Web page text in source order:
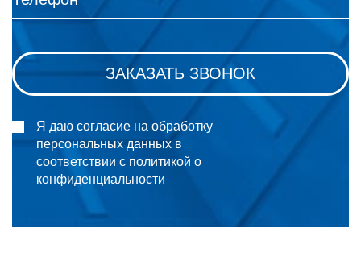
Я даю согласие на обработку
персональных данных в
соответствии с политикой о
конфиденциальности